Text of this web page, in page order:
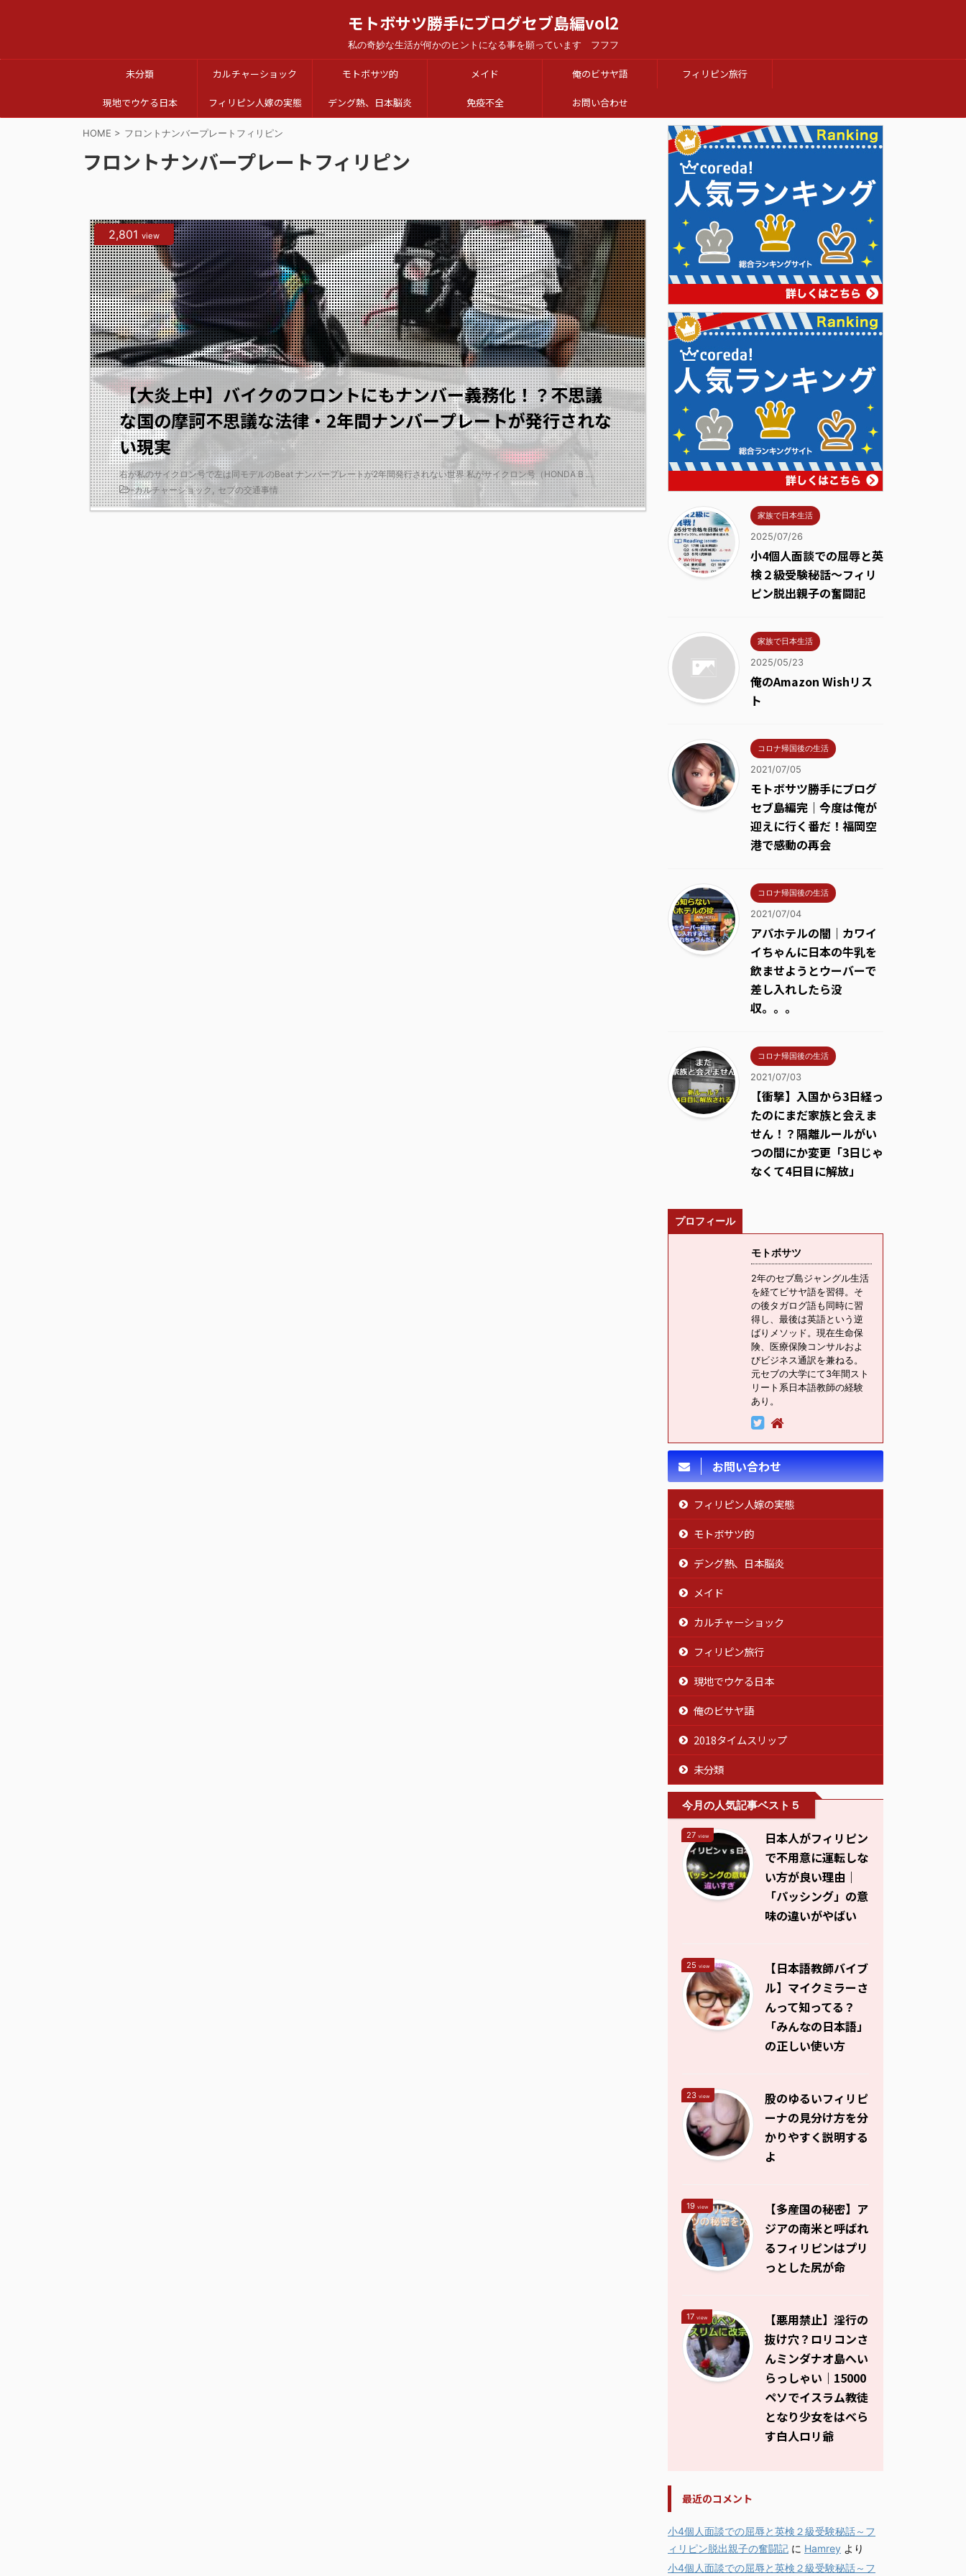
モトボサツ勝手にブログセブ島編vol2
私の奇妙な生活が何かのヒントになる事を願っています フフフ
未分類 カルチャーショック モトボサツ的 メイド 俺のビサヤ語 フィリピン旅行
現地でウケる日本 フィリピン人嫁の実態 デング熱、日本脳炎 免疫不全 お問い合わせ
HOME > フロントナンバープレートフィリピン
フロントナンバープレートフィリピン
2019/4/16
2,801 view
【大炎上中】バイクのフロントにもナンバー義務化！？不思議
な国の摩訶不思議な法律・2年間ナンバープレートが発行されな
い現実
右が私のサイクロン号で左は同モデルのBeat ナンバープレートが2年間発行されない世界 私がサイクロン号（HONDA B ...
-カルチャーショック セブの交通事情
家族で日本生活
2025/07/26
小4個人面談での屈辱と英
検２級受験秘話～フィリ
ピン脱出親子の奮闘記
家族で日本生活
2025/05/23
俺のAmazon Wishリス
ト
コロナ帰国後の生活
2021/07/05
モトボサツ勝手にブログ
セブ島編完｜今度は俺が
迎えに行く番だ！福岡空
港で感動の再会
コロナ帰国後の生活
2021/07/04
アパホテルの闇｜カワイ
イちゃんに日本の牛乳を
飲ませようとウーバーで
差し入れしたら没
収。。。
コロナ帰国後の生活
2021/07/03
【衝撃】入国から3日経っ
たのにまだ家族と会えま
せん！？隔離ルールがい
つの間にか変更「3日じゃ
なくて4日目に解放」
プロフィール
モトボサツ
2年のセブ島ジャングル生活
を経てビサヤ語を習得。そ
の後タガログ語も同時に習
得し、最後は英語という逆
ばりメソッド。現在生命保
険、医療保険コンサルおよ
びビジネス通訳を兼ねる。
元セブの大学にて3年間スト
リート系日本語教師の経験
あり。
お問い合わせ
フィリピン人嫁の実態
モトボサツ的
デング熱、日本脳炎
メイド
カルチャーショック
フィリピン旅行
現地でウケる日本
俺のビサヤ語
2018タイムスリップ
未分類
今月の人気記事ベスト５
27 view
日本人がフィリピン
で不用意に運転しな
い方が良い理由｜
「パッシング」の意
味の違いがやばい
25 view
【日本語教師バイブ
ル】マイクミラーさ
んって知ってる？
「みんなの日本語」
の正しい使い方
23 view
股のゆるいフィリピ
ーナの見分け方を分
かりやすく説明する
よ
19 view
【多産国の秘密】ア
ジアの南米と呼ばれ
るフィリピンはプリ
っとした尻が命
17 view
【悪用禁止】淫行の
抜け穴？ロリコンさ
んミンダナオ島へい
らっしゃい｜15000
ペソでイスラム教徒
となり少女をはべら
す白人ロリ爺
最近のコメント
小4個人面談での屈辱と英検２級受験秘話～フ
ィリピン脱出親子の奮闘記 に Hamrey より
小4個人面談での屈辱と英検２級受験秘話～フ